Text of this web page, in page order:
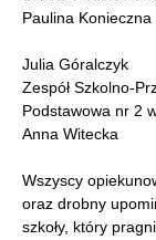
Paulina Konieczna
Julia Góralczyk
Zespół Szkolno-
Podstawowa nr 2
Anna Witecka
Wszyscy
oraz drobny
szkoły, który